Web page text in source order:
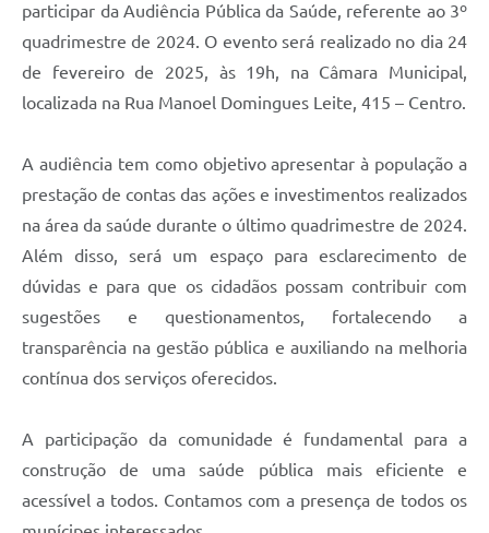
participar da Audiência Pública da Saúde, referente ao 3º
quadrimestre de 2024. O evento será realizado no dia 24
de fevereiro de 2025, às 19h, na Câmara Municipal,
localizada na Rua Manoel Domingues Leite, 415 – Centro.
A audiência tem como objetivo apresentar à população a
prestação de contas das ações e investimentos realizados
na área da saúde durante o último quadrimestre de 2024.
Além disso, será um espaço para esclarecimento de
dúvidas e para que os cidadãos possam contribuir com
sugestões e questionamentos, fortalecendo a
transparência na gestão pública e auxiliando na melhoria
contínua dos serviços oferecidos.
A participação da comunidade é fundamental para a
construção de uma saúde pública mais eficiente e
acessível a todos. Contamos com a presença de todos os